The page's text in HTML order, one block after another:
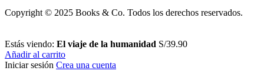
Copyright © 2025 Books & Co. Todos los derechos reservados.
Estás viendo: El viaje de la humanidad S/39.90
Añadir al carrito
Iniciar sesión Crea una cuenta